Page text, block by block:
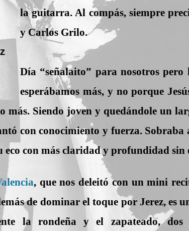
la guitarra. Al compás, siempre
y Carlos Grilo.
Día “señalaito” para nosotros pero
esperábamos más, y no porque
más. Siendo joven y quedándole un
con conocimiento y fuerza.
eco con más claridad y profundidad sin
, que nos deleitó con un mini
de dominar el toque por Jerez, es
la rondeña y el zapateado,